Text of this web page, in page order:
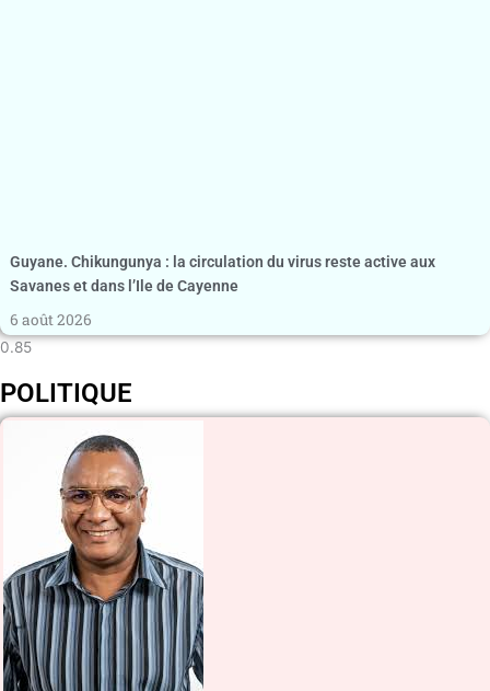
Guyane. Chikungunya : la circulation du virus reste active aux
Savanes et dans l’Ile de Cayenne
6 août 2026
POLITIQUE